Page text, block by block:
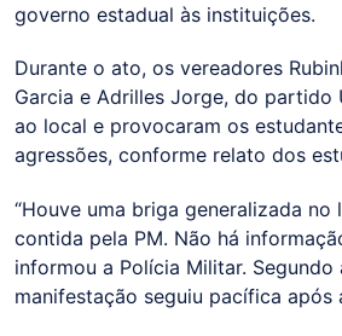
governo estadual às instituições.
Durante o ato, os vereadores
Garcia e Adrilles Jorge, do partido
ao local e provocaram os
agressões, conforme relato dos
“Houve uma briga generalizada
contida pela PM. Não há
informou a Polícia Militar. Segundo
manifestação seguiu pacífica após